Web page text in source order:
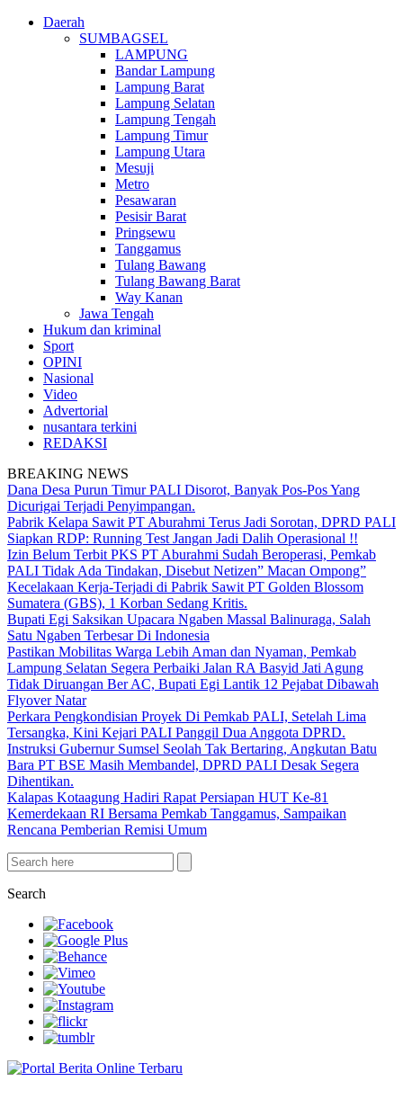
Daerah
SUMBAGSEL
LAMPUNG
Bandar Lampung
Lampung Barat
Lampung Selatan
Lampung Tengah
Lampung Timur
Lampung Utara
Mesuji
Metro
Pesawaran
Pesisir Barat
Pringsewu
Tanggamus
Tulang Bawang
Tulang Bawang Barat
Way Kanan
Jawa Tengah
Hukum dan kriminal
Sport
OPINI
Nasional
Video
Advertorial
nusantara terkini
REDAKSI
BREAKING NEWS
Dana Desa Purun Timur PALI Disorot, Banyak Pos-Pos Yang
Dicurigai Terjadi Penyimpangan.
Pabrik Kelapa Sawit PT Aburahmi Terus Jadi Sorotan, DPRD PALI
Siapkan RDP: Running Test Jangan Jadi Dalih Operasional !!
Izin Belum Terbit PKS PT Aburahmi Sudah Beroperasi, Pemkab
PALI Tidak Ada Tindakan, Disebut Netizen” Macan Ompong”
Kecelakaan Kerja-Terjadi di Pabrik Sawit PT Golden Blossom
Sumatera (GBS), 1 Korban Sedang Kritis.
Bupati Egi Saksikan Upacara Ngaben Massal Balinuraga, Salah
Satu Ngaben Terbesar Di Indonesia
Pastikan Mobilitas Warga Lebih Aman dan Nyaman, Pemkab
Lampung Selatan Segera Perbaiki Jalan RA Basyid Jati Agung
Tidak Diruangan Ber AC, Bupati Egi Lantik 12 Pejabat Dibawah
Flyover Natar
Perkara Pengkondisian Proyek Di Pemkab PALI, Setelah Lima
Tersangka, Kini Kejari PALI Panggil Dua Anggota DPRD.
Instruksi Gubernur Sumsel Seolah Tak Bertaring, Angkutan Batu
Bara PT BSE Masih Membandel, DPRD PALI Desak Segera
Dihentikan.
Kalapas Kotaagung Hadiri Rapat Persiapan HUT Ke-81
Kemerdekaan RI Bersama Pemkab Tanggamus, Sampaikan
Rencana Pemberian Remisi Umum
Search